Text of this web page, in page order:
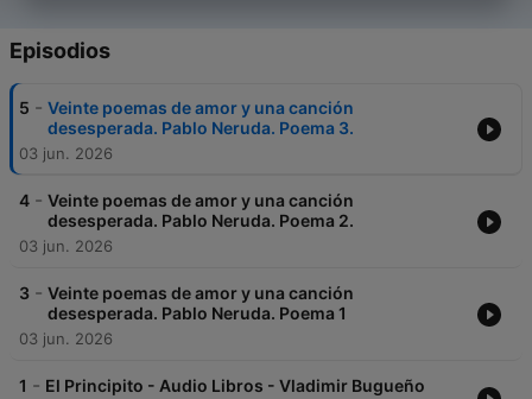
Episodios
5 - Veinte poemas de amor y una canción
desesperada. Pablo Neruda. Poema 3.
03 jun. 2026
4 - Veinte poemas de amor y una canción
desesperada. Pablo Neruda. Poema 2.
03 jun. 2026
3 - Veinte poemas de amor y una canción
desesperada. Pablo Neruda. Poema 1
03 jun. 2026
1 - El Principito - Audio Libros - Vladimir Bugueño